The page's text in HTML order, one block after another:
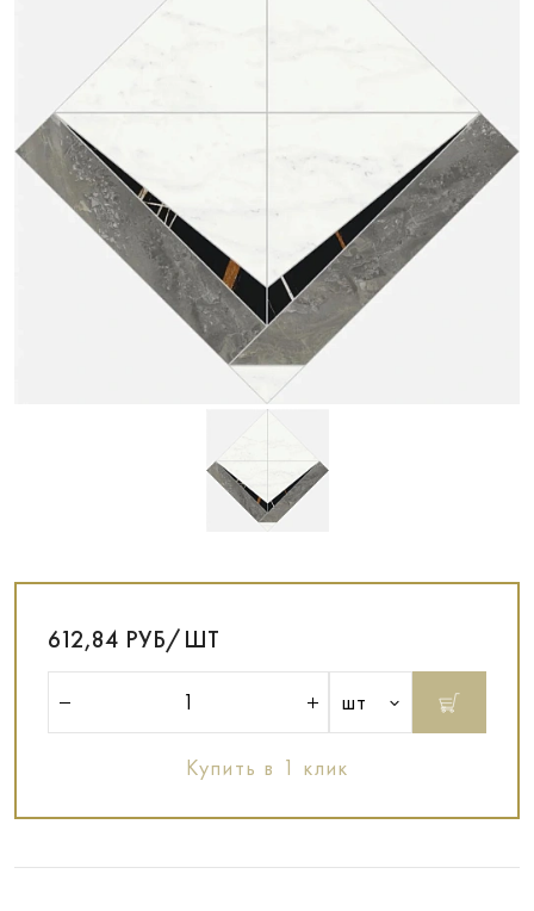
612,84 РУБ/ШТ
шт
Купить в 1 клик